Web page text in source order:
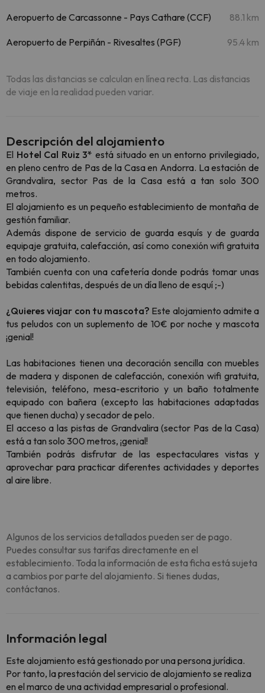
Aeropuerto de Carcassonne - Pays Cathare (CCF) 88.1 km
Aeropuerto de Perpiñán - Rivesaltes (PGF) 95.4 km
Todas las distancias se calculan en línea recta. Las distancias
de viaje en la realidad pueden variar.
Descripción del alojamiento
El Hotel Cal Ruiz 3* está situado en un entorno privilegiado,
en pleno centro de Pas de la Casa en Andorra. La estación de
Grandvalira, sector Pas de la Casa está a tan solo 300
metros.
El alojamiento es un pequeño establecimiento de montaña de
gestión familiar.
Además dispone de servicio de guarda esquís y de guarda
equipaje gratuita, calefacción, así como conexión wifi gratuita
en todo alojamiento.
También cuenta con una cafetería donde podrás tomar unas
bebidas calentitas, después de un día lleno de esquí ;-)
¿Quieres viajar con tu mascota? Este alojamiento admite a
tus peludos con un suplemento de 10€ por noche y mascota
¡genial!
Las habitaciones tienen una decoración sencilla con muebles
de madera y disponen de calefacción, conexión wifi gratuita,
televisión, teléfono, mesa-escritorio y un baño totalmente
equipado con bañera (excepto las habitaciones adaptadas
que tienen ducha) y secador de pelo.
El acceso a las pistas de Grandvalira (sector Pas de la Casa)
está a tan solo 300 metros, ¡genial!
También podrás disfrutar de las espectaculares vistas y
aprovechar para practicar diferentes actividades y deportes
al aire libre.
Algunos de los servicios detallados pueden ser de pago.
Puedes consultar sus tarifas directamente en el
establecimiento. Toda la información de esta ficha está sujeta
a cambios por parte del alojamiento. Si tienes dudas,
contáctanos.
Información legal
Este alojamiento está gestionado por una persona jurídica.
Por tanto, la prestación del servicio de alojamiento se realiza
en el marco de una actividad empresarial o profesional.